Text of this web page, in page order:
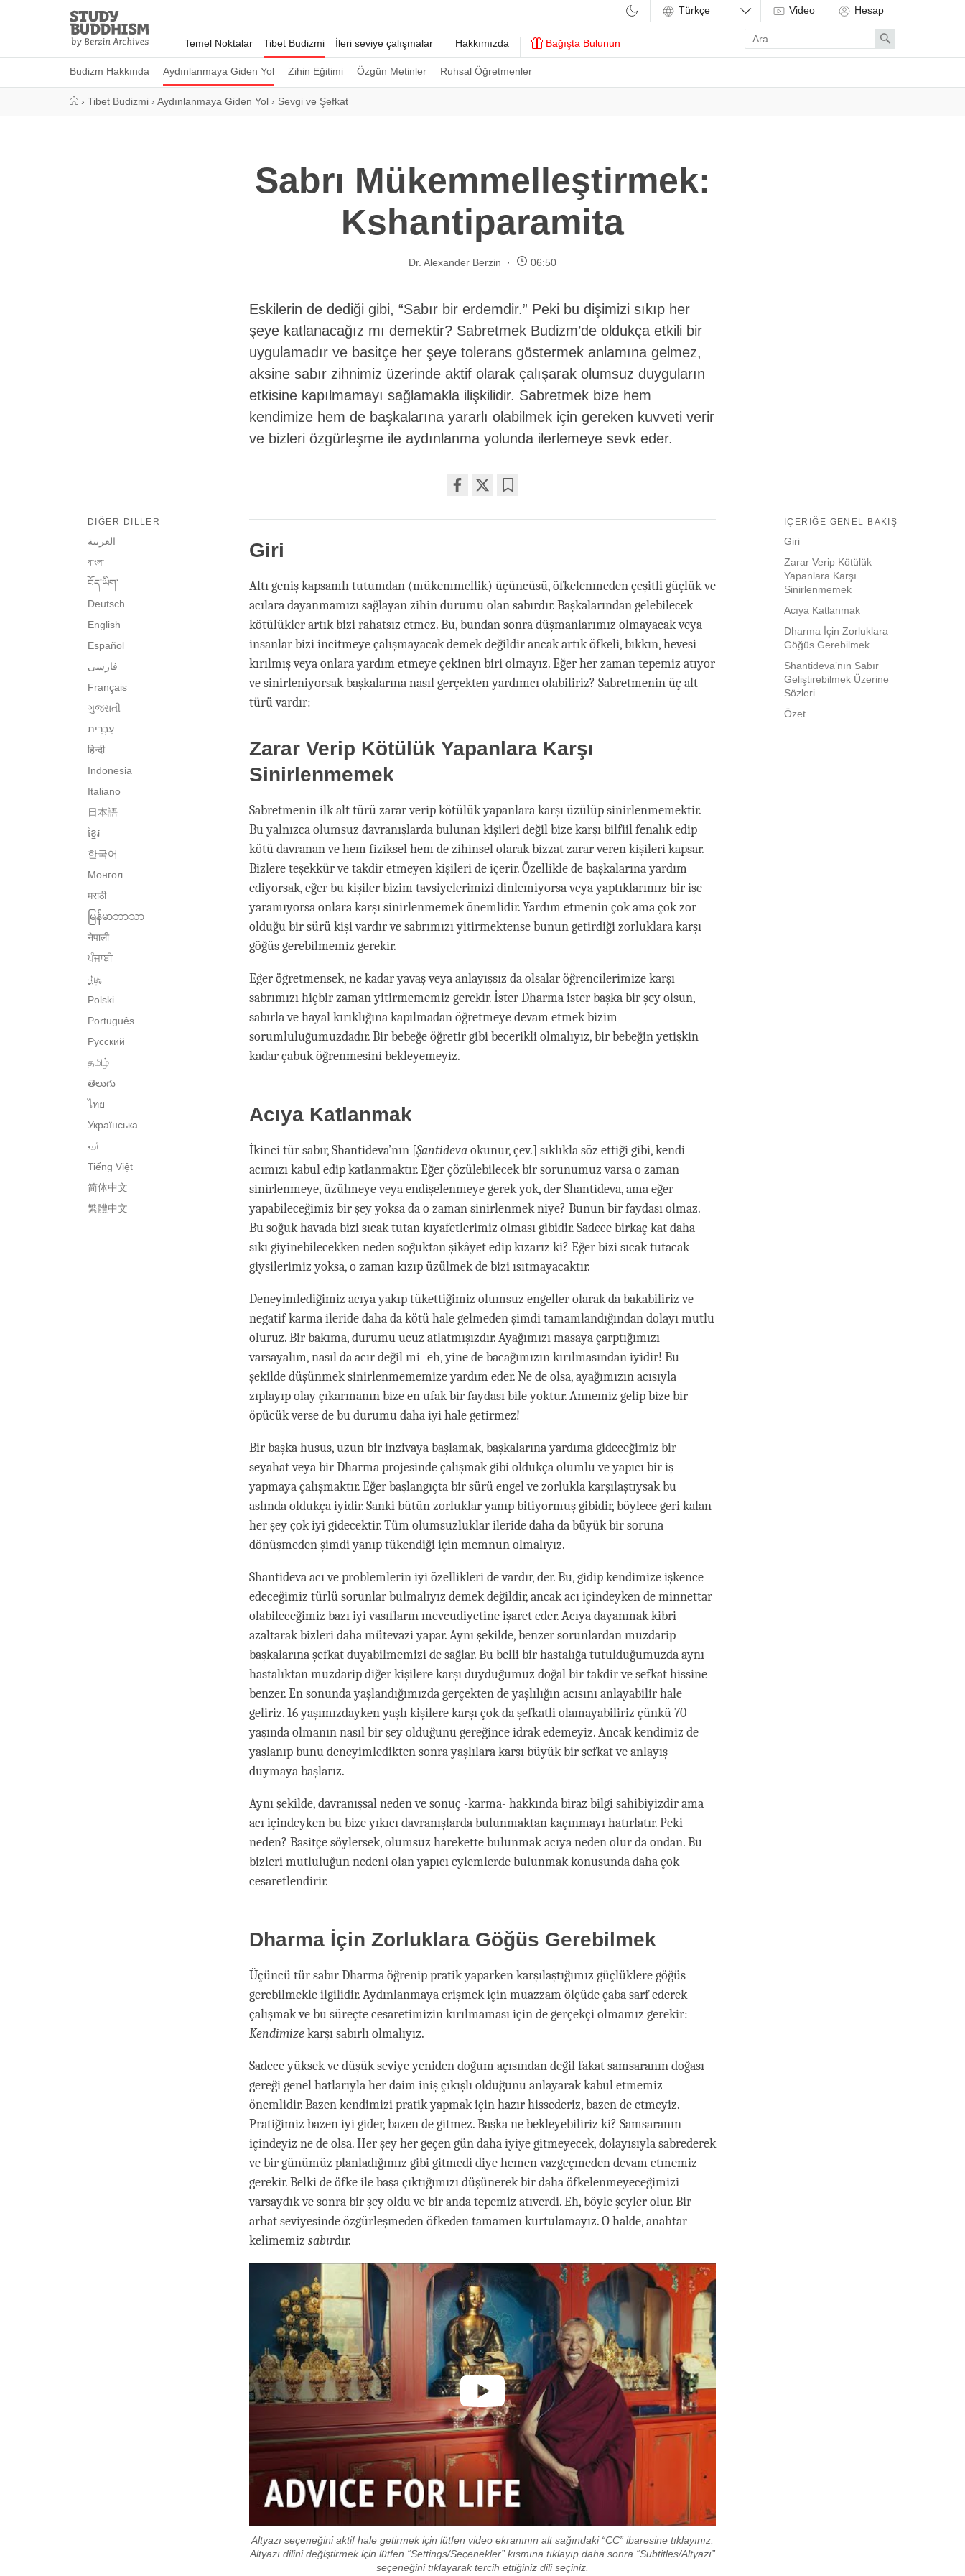
Study
Buddhism
Home
Temel Noktalar Tibet Budizmi
Budizm Hakkında Aydınlanmaya Giden Yol Zihin Eğitimi Özgün Metinler Ruhsal Öğretmenler
İleri seviye çalışmalar Hakkımızda Bağışta Bulunun
Video Hesap
Enter
search
term
Search
› Tibet Budizmi › Aydınlanmaya Giden Yol › Sevgi ve Şefkat
Sabrı Mükemmelleştirmek:
Kshantiparamita
Dr. Alexander Berzin 06:50
Eskilerin de dediği gibi, “Sabır bir erdemdir.” Peki bu dişimizi sıkıp her
şeye katlanacağız mı demektir? Sabretmek Budizm’de oldukça etkili bir
uygulamadır ve basitçe her şeye tolerans göstermek anlamına gelmez,
aksine sabır zihnimiz üzerinde aktif olarak çalışarak olumsuz duyguların
etkisine kapılmamayı sağlamakla ilişkilidir. Sabretmek bize hem
kendimize hem de başkalarına yararlı olabilmek için gereken kuvveti verir
ve bizleri özgürleşme ile aydınlanma yolunda ilerlemeye sevk eder.
on
İÇERIĞE GENEL BAKIŞ
Giri
Zarar Verip Kötülük
Yapanlara Karşı
Sinirlenmemek
Acıya Katlanmak
Dharma İçin Zorluklara
Göğüs Gerebilmek
Shantideva’nın Sabır
Geliştirebilmek Üzerine
Sözleri
Özet
DIĞER DILLER
العربية
বাংলা
བོད་ཡིག་
Deutsch
English
Español
فارسی
Français
ગુજરાતી
हिन्दी
Indonesia
Italiano
日本語
ខ្មែរ
한국어
Монгол
मराठी
မြန်မာဘာသာ
नेपाली
ਪੰਜਾਬੀ
پنجابی
Polski
Português
Русский
தமிழ்
తెలుగు
ไทย
Українська
اُردو
Tiếng Việt
简体中文
繁體中文
Giri
Altı geniş kapsamlı tutumdan (mükemmellik) üçüncüsü, öfkelenmeden çeşitli güçlük ve
acılara dayanmamızı sağlayan zihin durumu olan sabırdır. Başkalarından gelebilecek
kötülükler artık bizi rahatsız etmez. Bu, bundan sonra düşmanlarımız olmayacak veya
insanlar bizi incitmeye çalışmayacak demek değildir ancak artık öfkeli, bıkkın, hevesi
kırılmış veya onlara yardım etmeye çekinen biri olmayız. Eğer her zaman tepemiz atıyor
ve sinirleniyorsak başkalarına nasıl gerçekten yardımcı olabiliriz? Sabretmenin üç alt
türü vardır:
Zarar Verip Kötülük Yapanlara Karşı
Sinirlenmemek
Sabretmenin ilk alt türü zarar verip kötülük yapanlara karşı üzülüp sinirlenmemektir.
Bu yalnızca olumsuz davranışlarda bulunan kişileri değil bize karşı bilfiil fenalık edip
kötü davranan ve hem fiziksel hem de zihinsel olarak bizzat zarar veren kişileri kapsar.
Bizlere teşekkür ve takdir etmeyen kişileri de içerir. Özellikle de başkalarına yardım
ediyorsak, eğer bu kişiler bizim tavsiyelerimizi dinlemiyorsa veya yaptıklarımız bir işe
yaramıyorsa onlara karşı sinirlenmemek önemlidir. Yardım etmenin çok ama çok zor
olduğu bir sürü kişi vardır ve sabrımızı yitirmektense bunun getirdiği zorluklara karşı
göğüs gerebilmemiz gerekir.
Eğer öğretmensek, ne kadar yavaş veya anlayışsız da olsalar öğrencilerimize karşı
sabrımızı hiçbir zaman yitirmememiz gerekir. İster Dharma ister başka bir şey olsun,
sabırla ve hayal kırıklığına kapılmadan öğretmeye devam etmek bizim
sorumluluğumuzdadır. Bir bebeğe öğretir gibi becerikli olmalıyız, bir bebeğin yetişkin
kadar çabuk öğrenmesini bekleyemeyiz.
Acıya Katlanmak
İkinci tür sabır, Shantideva’nın [Şantidevaokunur, çev.] sıklıkla söz ettiği gibi, kendi
acımızı kabul edip katlanmaktır. Eğer çözülebilecek bir sorunumuz varsa o zaman
sinirlenmeye, üzülmeye veya endişelenmeye gerek yok, der Shantideva, ama eğer
yapabileceğimiz bir şey yoksa da o zaman sinirlenmek niye? Bunun bir faydası olmaz.
Bu soğuk havada bizi sıcak tutan kıyafetlerimiz olması gibidir. Sadece birkaç kat daha
sıkı giyinebilecekken neden soğuktan şikâyet edip kızarız ki? Eğer bizi sıcak tutacak
giysilerimiz yoksa, o zaman kızıp üzülmek de bizi ısıtmayacaktır.
Deneyimlediğimiz acıya yakıp tükettiğimiz olumsuz engeller olarak da bakabiliriz ve
negatif karma ileride daha da kötü hale gelmeden şimdi tamamlandığından dolayı mutlu
oluruz. Bir bakıma, durumu ucuz atlatmışızdır. Ayağımızı masaya çarptığımızı
varsayalım, nasıl da acır değil mi -eh, yine de bacağımızın kırılmasından iyidir! Bu
şekilde düşünmek sinirlenmememize yardım eder. Ne de olsa, ayağımızın acısıyla
zıplayıp olay çıkarmanın bize en ufak bir faydası bile yoktur. Annemiz gelip bize bir
öpücük verse de bu durumu daha iyi hale getirmez!
Bir başka husus, uzun bir inzivaya başlamak, başkalarına yardıma gideceğimiz bir
seyahat veya bir Dharma projesinde çalışmak gibi oldukça olumlu ve yapıcı bir iş
yapmaya çalışmaktır. Eğer başlangıçta bir sürü engel ve zorlukla karşılaştıysak bu
aslında oldukça iyidir. Sanki bütün zorluklar yanıp bitiyormuş gibidir, böylece geri kalan
her şey çok iyi gidecektir. Tüm olumsuzluklar ileride daha da büyük bir soruna
dönüşmeden şimdi yanıp tükendiği için memnun olmalıyız.
Shantideva acı ve problemlerin iyi özellikleri de vardır, der. Bu, gidip kendimize işkence
edeceğimiz türlü sorunlar bulmalıyız demek değildir, ancak acı içindeyken de minnettar
olabileceğimiz bazı iyi vasıfların mevcudiyetine işaret eder. Acıya dayanmak kibri
azaltarak bizleri daha mütevazi yapar. Aynı şekilde, benzer sorunlardan muzdarip
başkalarına şefkat duyabilmemizi de sağlar. Bu belli bir hastalığa tutulduğumuzda aynı
hastalıktan muzdarip diğer kişilere karşı duyduğumuz doğal bir takdir ve şefkat hissine
benzer. En sonunda yaşlandığımızda gerçekten de yaşlılığın acısını anlayabilir hale
geliriz. 16 yaşımızdayken yaşlı kişilere karşı çok da şefkatli olamayabiliriz çünkü 70
yaşında olmanın nasıl bir şey olduğunu gereğince idrak edemeyiz. Ancak kendimiz de
yaşlanıp bunu deneyimledikten sonra yaşlılara karşı büyük bir şefkat ve anlayış
duymaya başlarız.
Aynı şekilde, davranışsal neden ve sonuç -karma- hakkında biraz bilgi sahibiyizdir ama
acı içindeyken bu bize yıkıcı davranışlarda bulunmaktan kaçınmayı hatırlatır. Peki
neden? Basitçe söylersek, olumsuz harekette bulunmak acıya neden olur da ondan. Bu
bizleri mutluluğun nedeni olan yapıcı eylemlerde bulunmak konusunda daha çok
cesaretlendirir.
Dharma İçin Zorluklara Göğüs Gerebilmek
Üçüncü tür sabır Dharma öğrenip pratik yaparken karşılaştığımız güçlüklere göğüs
gerebilmekle ilgilidir. Aydınlanmaya erişmek için muazzam ölçüde çaba sarf ederek
çalışmak ve bu süreçte cesaretimizin kırılmaması için de gerçekçi olmamız gerekir:
Kendimizekarşı sabırlı olmalıyız.
Sadece yüksek ve düşük seviye yeniden doğum açısından değil fakat samsaranın doğası
gereği genel hatlarıyla her daim iniş çıkışlı olduğunu anlayarak kabul etmemiz
önemlidir. Bazen kendimizi pratik yapmak için hazır hissederiz, bazen de etmeyiz.
Pratiğimiz bazen iyi gider, bazen de gitmez. Başka ne bekleyebiliriz ki? Samsaranın
içindeyiz ne de olsa. Her şey her geçen gün daha iyiye gitmeyecek, dolayısıyla sabrederek
ve bir günümüz planladığımız gibi gitmedi diye hemen vazgeçmeden devam etmemiz
gerekir. Belki de öfke ile başa çıktığımızı düşünerek bir daha öfkelenmeyeceğimizi
varsaydık ve sonra bir şey oldu ve bir anda tepemiz atıverdi. Eh, böyle şeyler olur. Bir
arhat seviyesinde özgürleşmeden öfkeden tamamen kurtulamayız. O halde, anahtar
kelimemiz sabırdır.
Altyazı seçeneğini aktif hale getirmek için lütfen video ekranının alt sağındaki “CC” ibaresine tıklayınız.
Altyazı dilini değiştirmek için lütfen “Settings/Seçenekler” kısmına tıklayıp daha sonra “Subtitles/Altyazı”
seçeneğini tıklayarak tercih ettiğiniz dili seçiniz.